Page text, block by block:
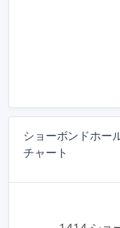
ショーボンドホー
チャート